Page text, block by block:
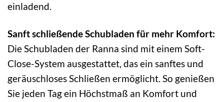
einladend.
Sanft schließende Schubladen für mehr Komfort:
Die Schubladen der Ranna sind mit einem Soft-
Close-System ausgestattet, das ein sanftes und
geräuschloses Schließen ermöglicht. So genießen
Sie jeden Tag ein Höchstmaß an Komfort und